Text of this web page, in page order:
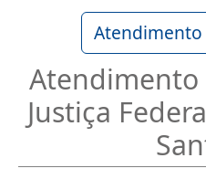
Atendimento
Justiça